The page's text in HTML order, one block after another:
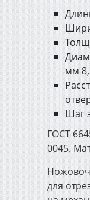
мм
Шаг
ГОСТ
0045.
для